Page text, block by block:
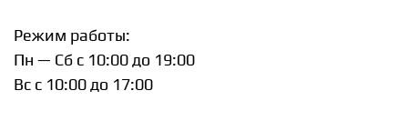
Режим работы:
Пн — Сб с 10:00 до 19:00
Вс с 10:00 до 17:00